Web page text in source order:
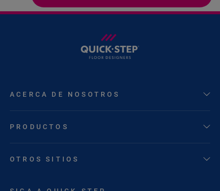
ACERCA DE NOSOTROS
PRODUCTOS
OTROS SITIOS